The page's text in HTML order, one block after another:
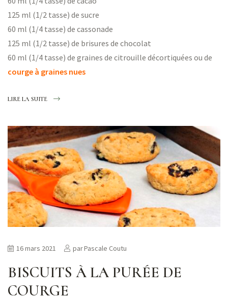
125 ml (1/2 tasse) de sucre
60 ml (1/4 tasse) de cassonade
125 ml (1/2 tasse) de brisures de chocolat
60 ml (1/4 tasse) de graines de citrouille décortiquées ou de
courge à graines nues
LIRE LA SUITE
BISCUITS À LA PURÉE DE
COURGE
16 mars 2021 parPascale Coutu